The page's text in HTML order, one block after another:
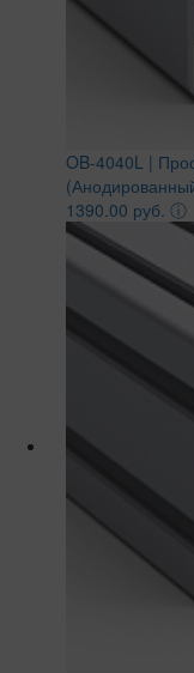
OB-4040L |
1390.00 руб. ⓘ